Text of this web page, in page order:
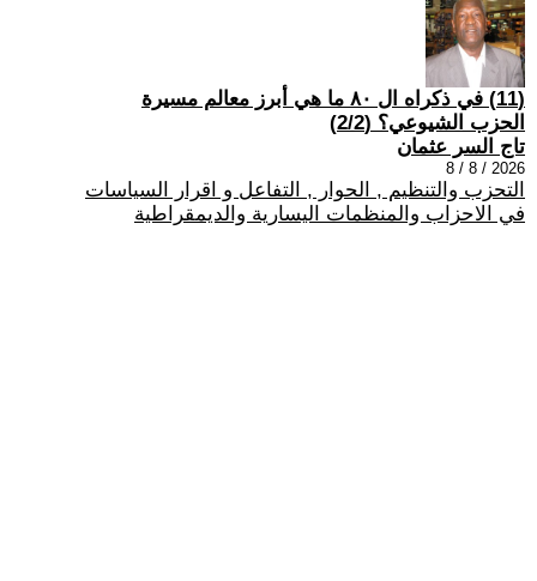
(11) في ذكراه ال ٨٠ ما هي أبرز معالم مسيرة
الحزب الشيوعي؟ (2/2)
تاج السر عثمان
2026 / 8 / 8
التحزب والتنظيم , الحوار , التفاعل و اقرار السياسات
في الاحزاب والمنظمات اليسارية والديمقراطية